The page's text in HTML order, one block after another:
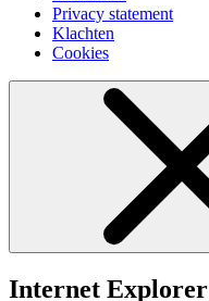
Privacy statement
Klachten
Cookies
Internet Explorer